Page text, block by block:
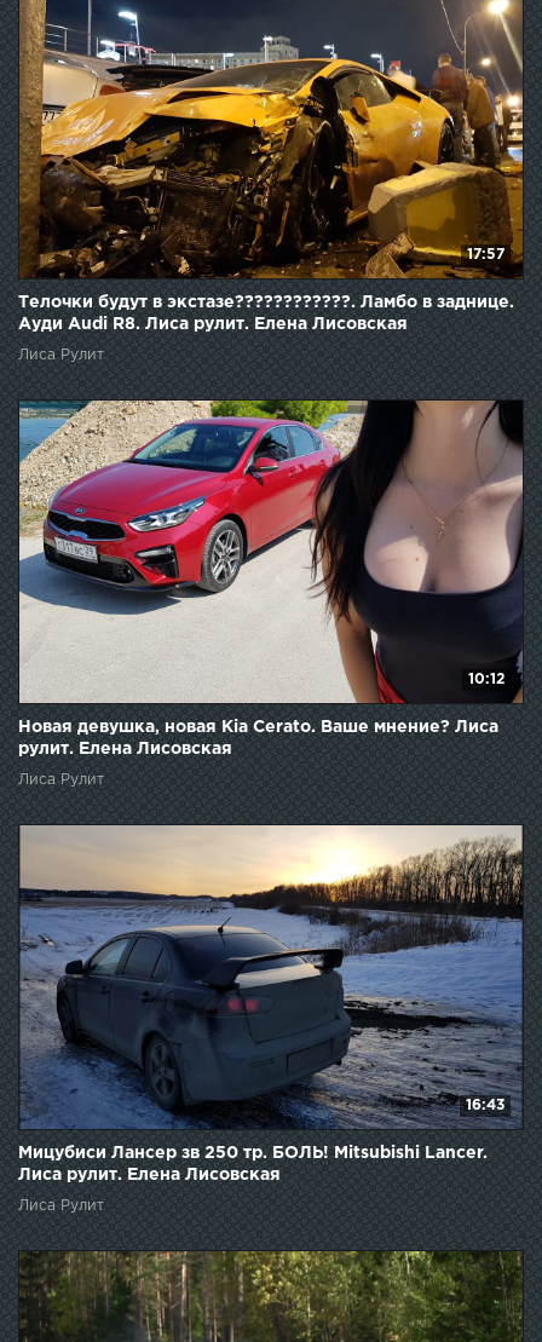
17:57
Телочки будут в экстазе????????????. Ламбо в заднице.
Ауди Audi R8. Лиса рулит. Елена Лисовская
Лиса Рулит
10:12
Новая девушка, новая Kia Cerato. Ваше мнение? Лиса
рулит. Елена Лисовская
Лиса Рулит
16:43
Мицубиси Лансер зв 250 тр. БОЛЬ! Mitsubishi Lancer.
Лиса рулит. Елена Лисовская
Лиса Рулит